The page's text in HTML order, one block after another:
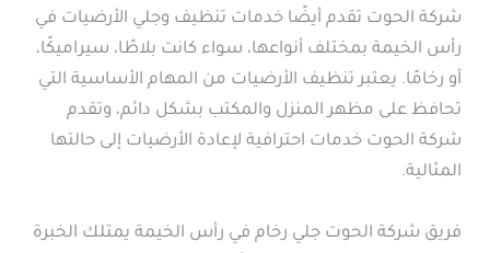
شركة الحوت تقدم أيضًا خدمات تنظيف وجلي الأرضيات في
رأس الخيمة بمختلف أنواعها، سواء كانت بلاطًا، سيراميكًا،
أو رخامًا. يعتبر تنظيف الأرضيات من المهام الأساسية التي
تحافظ على مظهر المنزل والمكتب بشكل دائم، وتقدم
شركة الحوت خدمات احترافية لإعادة الأرضيات إلى حالتها
المثالية.
فريق شركة الحوت جلي رخام في رأس الخيمة يمتلك الخبرة